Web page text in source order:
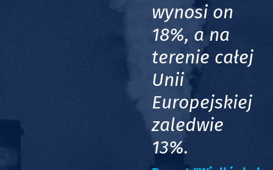
wynosi on
18%, a na
terenie całej
Unii
Europejskiej
zaledwie
13%.